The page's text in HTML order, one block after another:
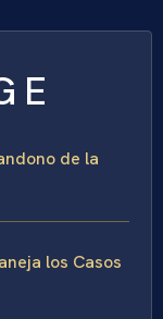
de la
los Casos